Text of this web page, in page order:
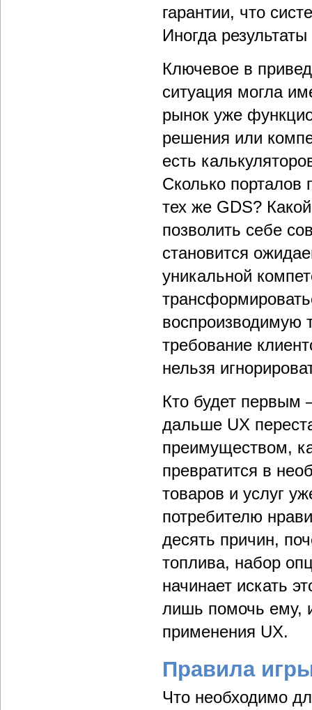
гарантии, что
Иногда
Ключевое в
ситуация могла
рынок уже
решения или
есть
Сколько порталов
тех же GDS?
позволить себе
становится
уникальной
воспроизводимую
требование
нельзя
Кто будет первым
дальше UX
преимуществом,
превратится в
товаров и услуг
потребителю
десять причин,
топлива, набор
начинает искать
лишь помочь ему,
применения UX.
Правила
Что необходимо